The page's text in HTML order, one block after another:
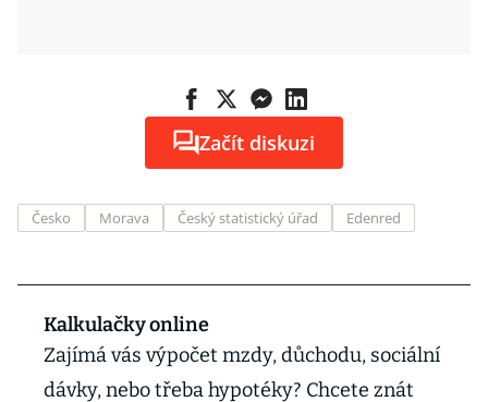
Začít diskuzi
Česko Morava Český statistický úřad Edenred
Kalkulačky online
Zajímá vás výpočet mzdy, důchodu, sociální
dávky, nebo třeba hypotéky? Chcete znát